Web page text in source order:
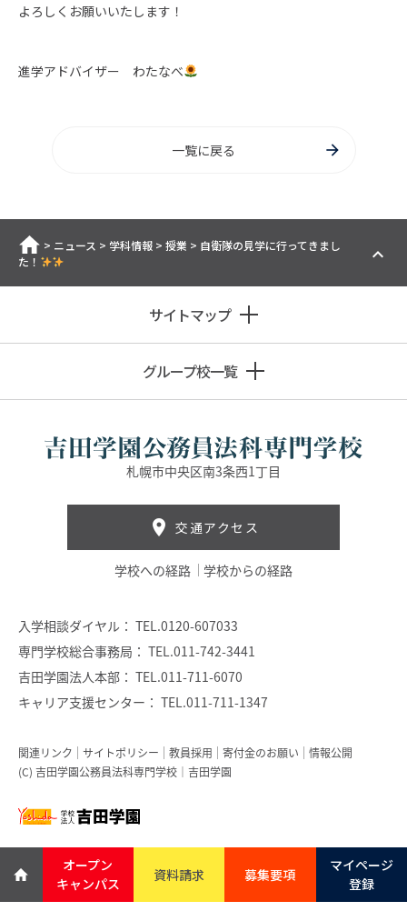
よろしくお願いいたします！
進学アドバイザー わたなべ
一覧に戻る
ホーム
> ニュース > 学科情報 > 授業 > 自衛隊の見学に行ってきまし
た！
サイトマップ
グループ校一覧
札幌市中央区南3条西1丁目
交通アクセス
学校への経路 学校からの経路
入学相談ダイヤル： TEL.0120-607033
専門学校総合事務局： TEL.011-742-3441
吉田学園法人本部： TEL.011-711-6070
キャリア支援センター： TEL.011-711-1347
関連リンク サイトポリシー 教員採用 寄付金のお願い
情報公開
(C) 吉田学園公務員法科専門学校｜吉田学園
オープン
キャンパス
資料請求 募集要項
マイページ
登録